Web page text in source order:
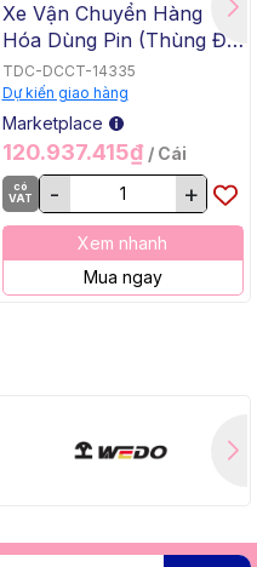
Xe Vận Chuyển Hàng
Hóa Dùng Pin (Thùng Đế
Bằng, BL, 18Vx2) Makita
DCU605Z
TDC-DCCT-14335
Dự kiến giao hàng
Marketplace
120.937.415₫ / Cái
có
VAT
- +
Xem nhanh
Mua ngay